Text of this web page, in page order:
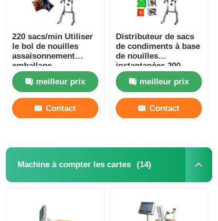
220 sacs/min Utiliser
le bol de nouilles
assaisonnement
emballage
distributeur en acier
inoxydablemeilleur prix
Contact
Distributeur de sacs
de condiments à base
de nouilles
instantanées 200-
220V à phase unique
100 paquets/minute
meilleur prix
Contact
Machine à compter les cartes (14)